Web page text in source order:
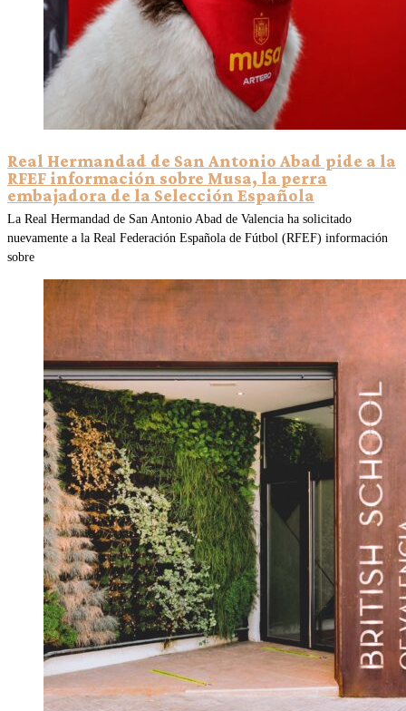
Real Hermandad de San Antonio Abad pide a la
RFEF información sobre Musa, la perra
embajadora de la Selección Española
La Real Hermandad de San Antonio Abad de Valencia ha solicitado
nuevamente a la Real Federación Española de Fútbol (RFEF) información
sobre